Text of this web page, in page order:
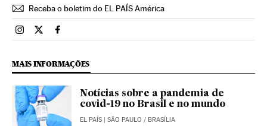
Receba o boletim do EL PAÍS América
Brasil El País Brasil en Instagram
Brasil El País Brasil en Twitter
Brasil El País Brasil en Facebook
MAIS INFORMAÇÕES
Notícias sobre a pandemia de
covid-19 no Brasil e no mundo
EL PAÍS | SÃO PAULO / BRASÍLIA